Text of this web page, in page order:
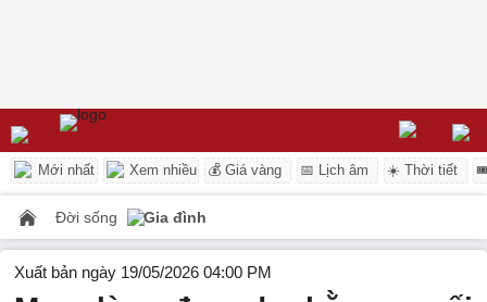
Mới nhất Xem nhiều 💰 Giá vàng 📅 Lịch âm ☀️ Thời tiết
Đời sống Gia đình
Xuất bản ngày 19/05/2026 04:00 PM